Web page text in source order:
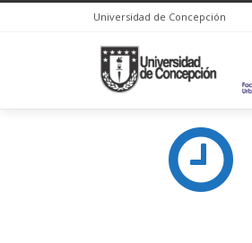
Universidad de Concepción